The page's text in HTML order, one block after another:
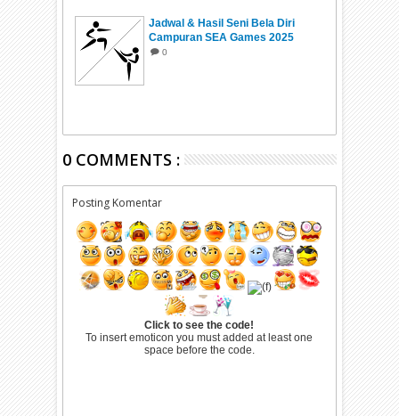
Jadwal & Hasil Seni Bela Diri
Campuran SEA Games 2025
Thailand
0
0 COMMENTS :
Posting Komentar
Click to see the code!
To insert emoticon you must added at least one
space before the code.